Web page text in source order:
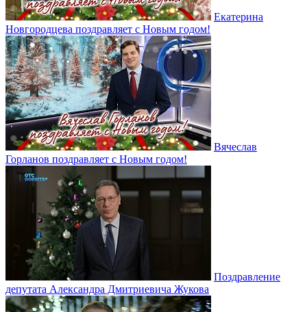
Екатерина
Новгородцева поздравляет с Новым годом!
Вячеслав
Горланов поздравляет с Новым годом!
Поздравление
депутата Александра Дмитриевича Жукова